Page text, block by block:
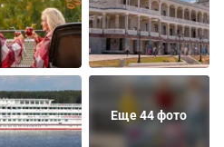
Еще 44 фото